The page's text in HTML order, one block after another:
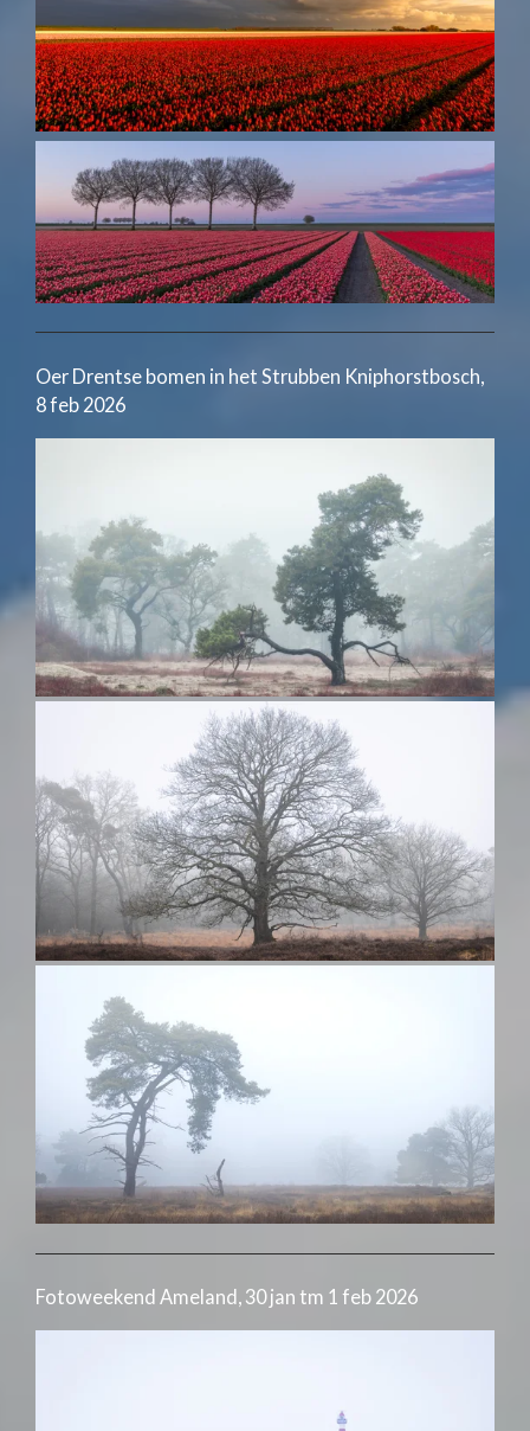
Oer Drentse bomen in het Strubben Kniphorstbosch,
8 feb 2026
Fotoweekend Ameland, 30 jan tm 1 feb 2026